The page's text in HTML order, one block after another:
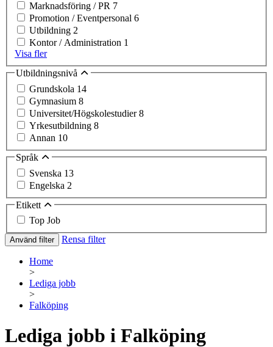
Marknadsföring / PR 7
Promotion / Eventpersonal 6
Utbildning 2
Kontor / Administration 1
Visa fler
Utbildningsnivå
Grundskola 14
Gymnasium 8
Universitet/Högskolestudier8
Yrkesutbildning 8
Annan 10
Språk
Svenska 13
Engelska 2
Etikett
Top Job
Använd filter Rensa filter
Home
>
Lediga jobb
>
Falköping
Lediga jobb i Falköping